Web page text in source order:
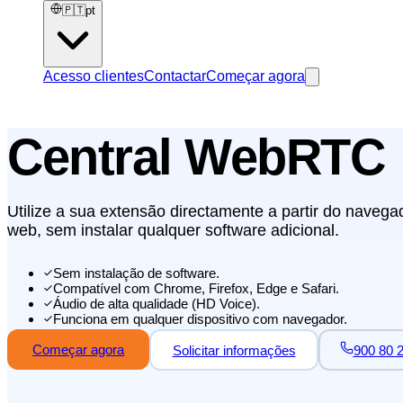
🇵🇹pt
Acesso clientesContactarComeçar agora
Central WebRTC
Utilize a sua extensão directamente a partir do
web, sem instalar qualquer software adicional.
Sem instalação de software.
Compatível com Chrome, Firefox, Edge e Safari.
Áudio de alta qualidade (HD Voice).
Funciona em qualquer dispositivo com navegador.
Começar agora
Solicitar informações 900 80